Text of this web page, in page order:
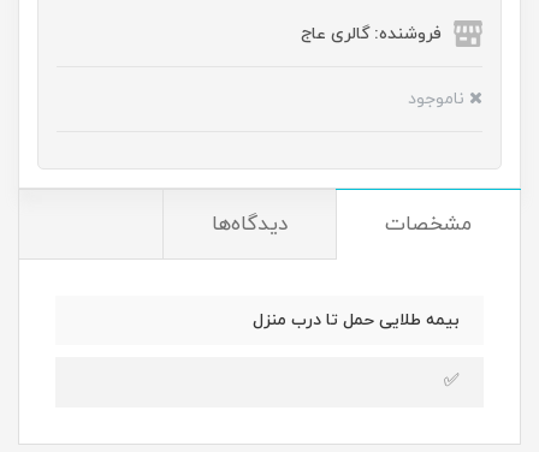
فروشنده: گالری عاج
ناموجود
مشخصات دیدگاه‌ها
بیمه طلایی حمل تا درب منزل
✅